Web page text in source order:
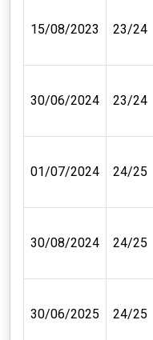
15/08/2023 23/24
30/06/2024 23/24
01/07/2024 24/25
30/08/2024 24/25
30/06/2025 24/25